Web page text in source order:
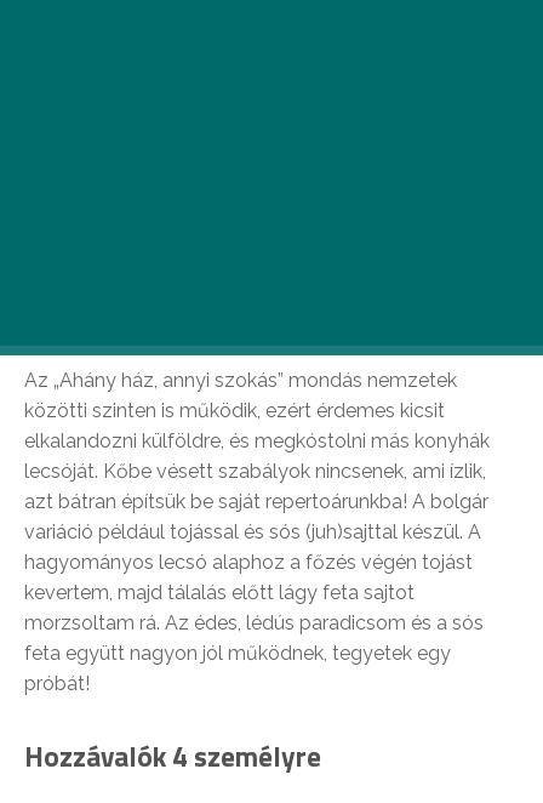
Az „Ahány ház, annyi szokás” mondás nemzetek
közötti szinten is működik, ezért érdemes kicsit
elkalandozni külföldre, és megkóstolni más konyhák
lecsóját. Kőbe vésett szabályok nincsenek, ami ízlik,
azt bátran építsük be saját repertoárunkba! A bolgár
variáció például tojással és sós (juh)sajttal készül. A
hagyományos lecsó alaphoz a főzés végén tojást
kevertem, majd tálalás előtt lágy feta sajtot
morzsoltam rá. Az édes, lédús paradicsom és a sós
feta együtt nagyon jól működnek, tegyetek egy
próbát!
Hozzávalók 4 személyre